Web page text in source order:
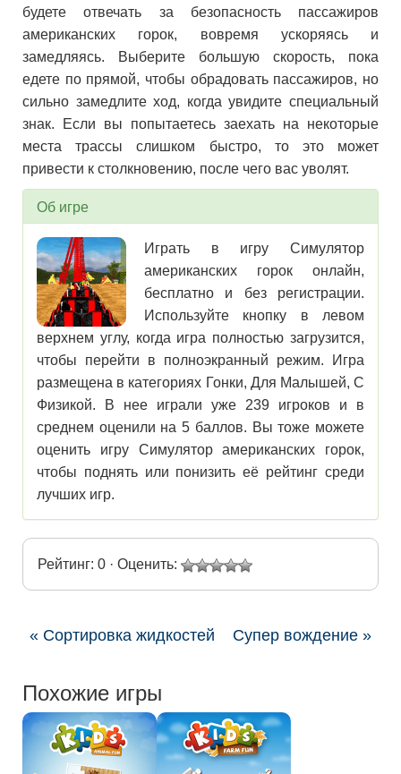
будете отвечать за безопасность пассажиров
американских горок, вовремя ускоряясь и
замедляясь. Выберите большую скорость, пока
едете по прямой, чтобы обрадовать пассажиров, но
сильно замедлите ход, когда увидите специальный
знак. Если вы попытаетесь заехать на некоторые
места трассы слишком быстро, то это может
привести к столкновению, после чего вас уволят.
Об игре
Играть в игру Симулятор
американских горок онлайн,
бесплатно и без регистрации.
Используйте кнопку в левом
верхнем углу, когда игра полностью загрузится,
чтобы перейти в полноэкранный режим. Игра
размещена в категориях Гонки, Для Малышей, С
Физикой. В нее играли уже 239 игроков и в
среднем оценили на 5 баллов. Вы тоже можете
оценить игру Симулятор американских горок,
чтобы поднять или понизить её рейтинг среди
лучших игр.
Рейтинг: 0 · Оценить:
« Сортировка жидкостей Супер вождение »
Похожие игры